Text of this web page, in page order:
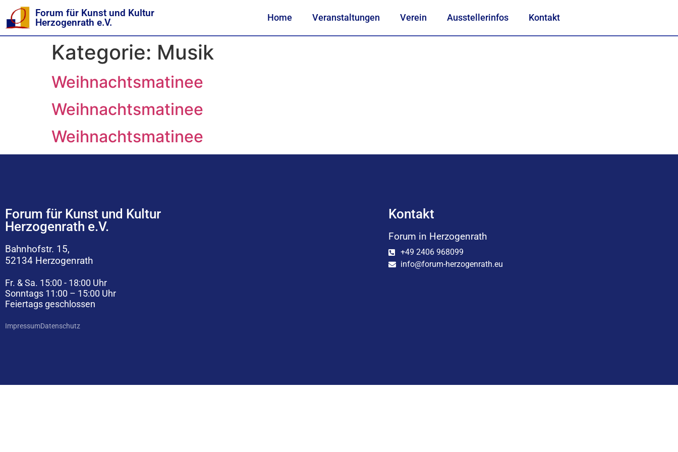
Forum für Kunst und Kultur
Herzogenrath e.V.
Home Veranstaltungen Verein Ausstellerinfos Kontakt
Kategorie: Musik
Weihnachtsmatinee
Weihnachtsmatinee
Weihnachtsmatinee
Forum für Kunst und Kultur
Herzogenrath e.V.
Bahnhofstr. 15,
52134 Herzogenrath
Fr. & Sa. 15:00 - 18:00 Uhr
Sonntags 11:00 – 15:00 Uhr
Feiertags geschlossen
ImpressumDatenschutz
Kontakt
Forum in Herzogenrath
+49 2406 968099
info@forum-herzogenrath.eu